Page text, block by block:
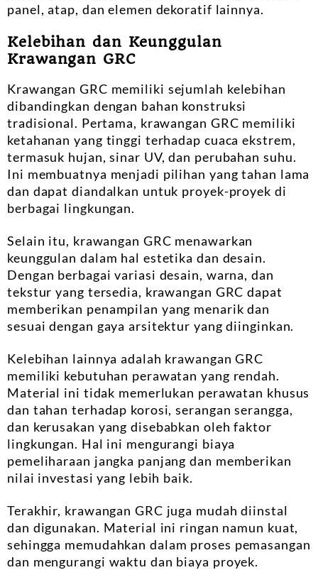
panel, atap, dan elemen dekoratif lainnya.
Kelebihan dan Keunggulan
Krawangan GRC
Krawangan GRC memiliki sejumlah kelebihan
dibandingkan dengan bahan konstruksi
tradisional. Pertama, krawangan GRC memiliki
ketahanan yang tinggi terhadap cuaca ekstrem,
termasuk hujan, sinar UV, dan perubahan suhu.
Ini membuatnya menjadi pilihan yang tahan lama
dan dapat diandalkan untuk proyek-proyek di
berbagai lingkungan.
Selain itu, krawangan GRC menawarkan
keunggulan dalam hal estetika dan desain.
Dengan berbagai variasi desain, warna, dan
tekstur yang tersedia, krawangan GRC dapat
memberikan penampilan yang menarik dan
sesuai dengan gaya arsitektur yang diinginkan.
Kelebihan lainnya adalah krawangan GRC
memiliki kebutuhan perawatan yang rendah.
Material ini tidak memerlukan perawatan khusus
dan tahan terhadap korosi, serangan serangga,
dan kerusakan yang disebabkan oleh faktor
lingkungan. Hal ini mengurangi biaya
pemeliharaan jangka panjang dan memberikan
nilai investasi yang lebih baik.
Terakhir, krawangan GRC juga mudah diinstal
dan digunakan. Material ini ringan namun kuat,
sehingga memudahkan dalam proses pemasangan
dan mengurangi waktu dan biaya proyek.